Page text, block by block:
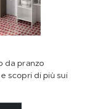
da pranzo
scopri di più sui